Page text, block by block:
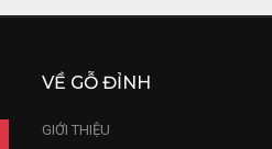
VỀ GỖ ĐỈNH
GIỚI THIỆU